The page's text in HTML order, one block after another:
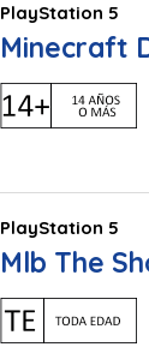
PlayStation 5
Minecraft
PlayStation 5
Mlb The